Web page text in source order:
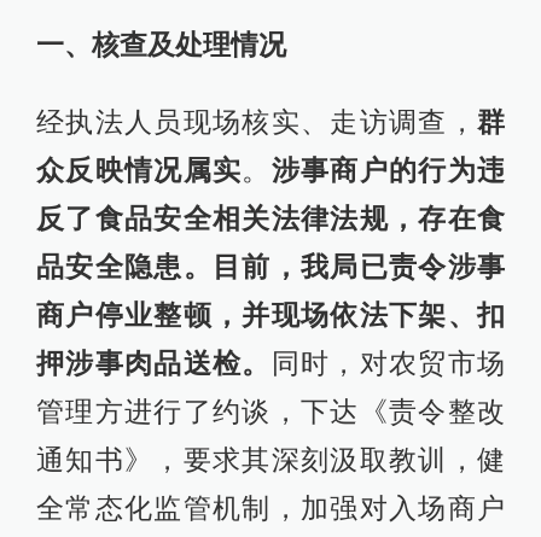
一、核查及处理情况
经执法人员现场核实、走访调查，群
众反映情况属实。 涉事商户的行为违
反了食品安全相关法律法规，存在食
品安全隐患。目前，我局已责令涉事
商户停业整顿，并现场依法下架、扣
押涉事肉品送检。 同时，对农贸市场
管理方进行了约谈，下达《责令整改
通知书》，要求其深刻汲取教训，健
全常态化监管机制，加强对入场商户